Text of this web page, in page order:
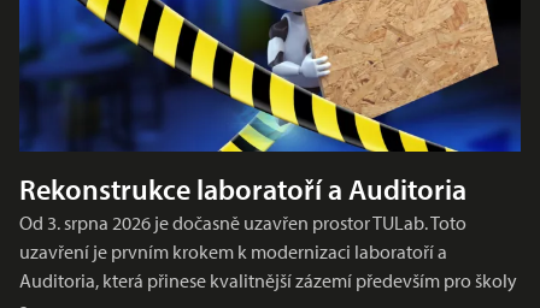
Rekonstrukce laboratoří a Auditoria
Od 3. srpna 2026 je dočasně uzavřen prostor TULab. Toto
uzavření je prvním krokem k modernizaci laboratoří a
Auditoria, která přinese kvalitnější zázemí především pro školy